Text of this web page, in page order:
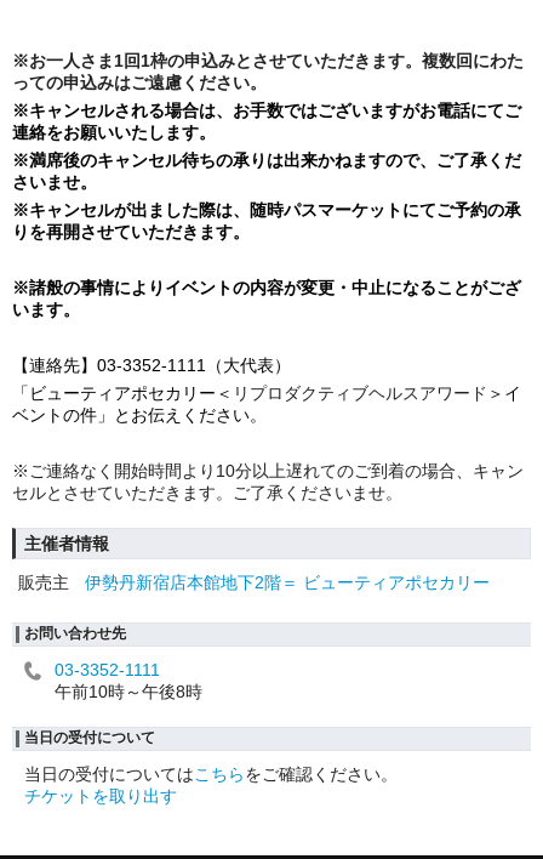
※お一人さま1回1枠の申込みとさせていただきます。複数回にわた
っての申込みはご遠慮ください。
※キャンセルされる場合は、お手数ではございますがお電話にてご
連絡をお願いいたします。
※満席後のキャンセル待ちの承りは出来かねますので、ご了承くだ
さいませ。
※キャンセルが出ました際は、随時パスマーケットにてご予約の承
りを再開させていただきます。
※諸般の事情によりイベントの内容が変更・中止になることがござ
います。
【連絡先】03-3352-1111（大代表）
「ビューティアポセカリー ＜ リプロダクティブヘルスアワード ＞ イ
ベントの件」とお伝えください。
※ご連絡なく開始時間より10分以上遅れてのご到着の場合、キャン
セルとさせていただきます。ご了承くださいませ。
主催者情報
販売主
伊勢丹新宿店本館地下2階＝ ビューティアポセカリー
お問い合わせ先
03-3352-1111
午前10時～午後8時
当日の受付について
当日の受付についてはこちらをご確認ください。
チケットを取り出す